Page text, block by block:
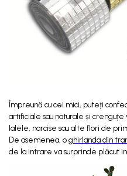
Împreună cu cei mici, puteți
artificiale sau naturale și
lalele, narcise sau alte flori de
De asemenea, o ghirlanda din
de la intrare va surprinde plăcut